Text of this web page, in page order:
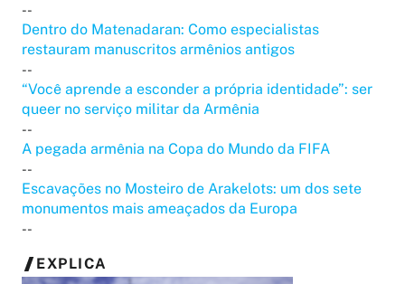
--
Dentro do Matenadaran: Como especialistas
restauram manuscritos armênios antigos
--
“Você aprende a esconder a própria identidade”: ser
queer no serviço militar da Armênia
--
A pegada armênia na Copa do Mundo da FIFA
--
Escavações no Mosteiro de Arakelots: um dos sete
monumentos mais ameaçados da Europa
--
EXPLICA